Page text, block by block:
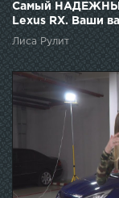
Самый
Lexus RX. Ваши
Лиса Рулит